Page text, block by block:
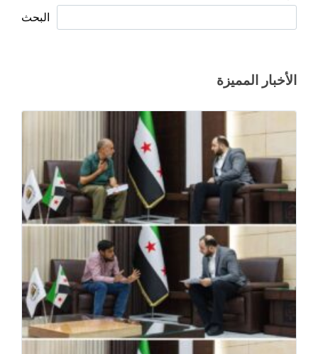
البحث
الأخبار المميزة